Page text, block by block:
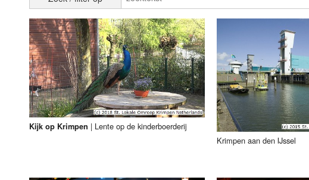
Donderdag
Vrijdag
Zaterdag
Zondag
Luister LOK Live
LOK schijf
Oude LOK programma's
Kijk op Krimpen | Lente op de kinderboerderij
Krimpen aan den IJssel